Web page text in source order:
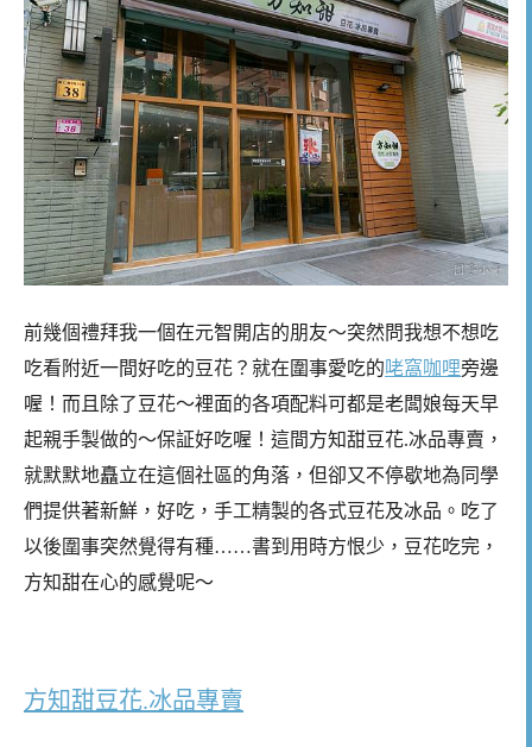
前幾個禮拜我一個在元智開店的朋友～突然問我想不想吃
吃看附近一間好吃的豆花？就在圍事愛吃的咾窩咖哩旁邊
喔！而且除了豆花～裡面的各項配料可都是老闆娘每天早
起親手製做的～保証好吃喔！這間方知甜豆花.冰品專賣，
就默默地矗立在這個社區的角落，但卻又不停歇地為同學
們提供著新鮮，好吃，手工精製的各式豆花及冰品。吃了
以後圍事突然覺得有種……書到用時方恨少，豆花吃完，
方知甜在心的感覺呢～
方知甜豆花.冰品專賣